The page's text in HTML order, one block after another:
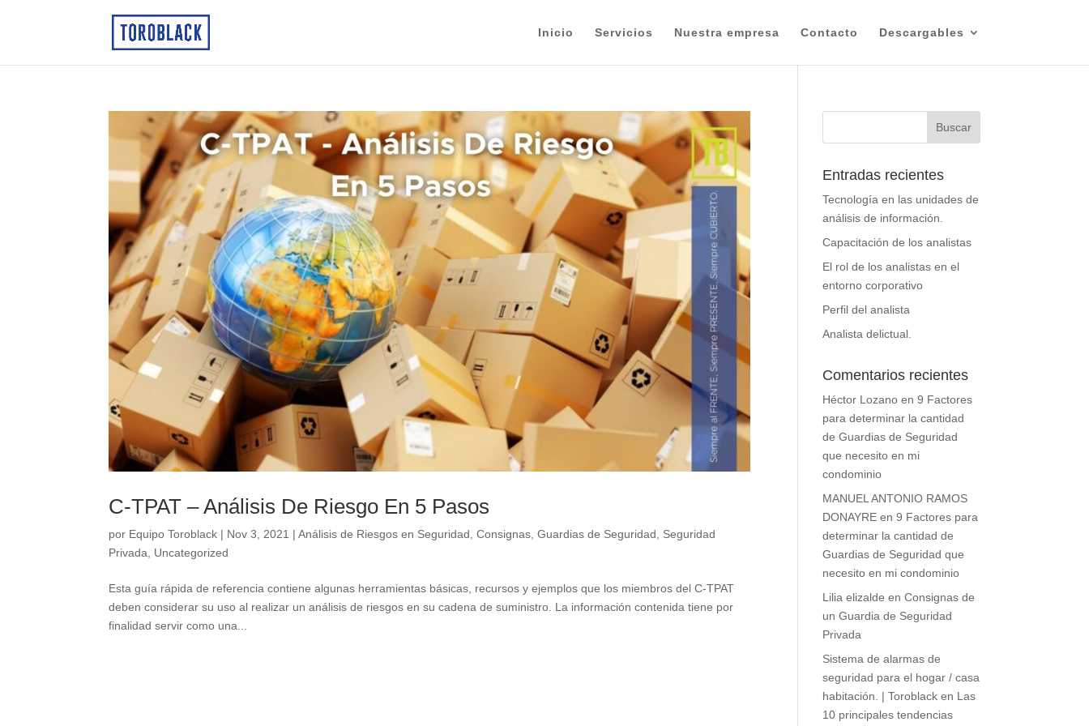
Inicio Servicios Nuestra empresa Contacto Descargables
C-TPAT – Análisis De Riesgo En 5 Pasos
por Equipo Toroblack | Nov 3, 2021 |Análisis de Riesgos en Seguridad ,Consignas ,Guardias de Seguridad
Seguridad
Privada
Uncategorized
Esta guía rápida de referencia contiene algunas herramientas básicas, recursos y ejemplos que los miembros del C-TPAT
deben considerar su uso al realizar un análisis de riesgos en su cadena de suministro. La información contenida tiene por
finalidad servir como una...
Entradas recientes
Tecnología en las unidades de
análisis de información.
Capacitación de los analistas
El rol de los analistas en el
entorno corporativo
Perfil del analista
Analista delictual.
Comentarios recientes
Héctor Lozano en9 Factores
para determinar la cantidad
de Guardias de Seguridad
que necesito en mi
condominio
MANUEL ANTONIO RAMOS
DONAYRE en9 Factores para
determinar la cantidad de
Guardias de Seguridad que
necesito en mi condominio
Lilia elizalde enConsignas de
un Guardia de Seguridad
Privada
Sistema de alarmas de
seguridad para el hogar / casa
habitación. | Toroblack en Las
10 principales tendencias